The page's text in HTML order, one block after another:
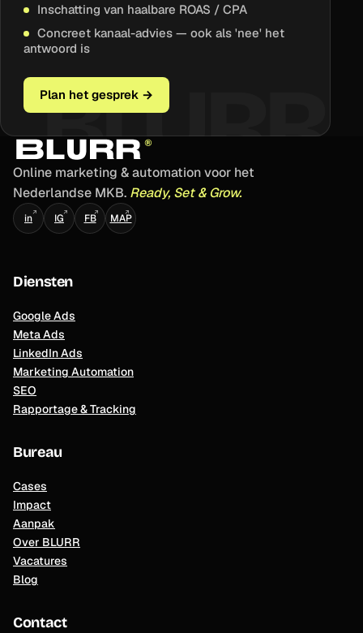
Inschatting van haalbare ROAS / CPA
Concreet kanaal-advies — ook als 'nee' het
antwoord is
Plan het gesprek →
Online marketing & automation voor het
Nederlandse MKB. Ready, Set & Grow.
in↗ IG↗ FB↗ MAP
↗
Diensten
Google Ads
Meta Ads
LinkedIn Ads
Marketing Automation
SEO
Rapportage & Tracking
Bureau
Cases
Impact
Aanpak
Over BLURR
Vacatures
Blog
Contact